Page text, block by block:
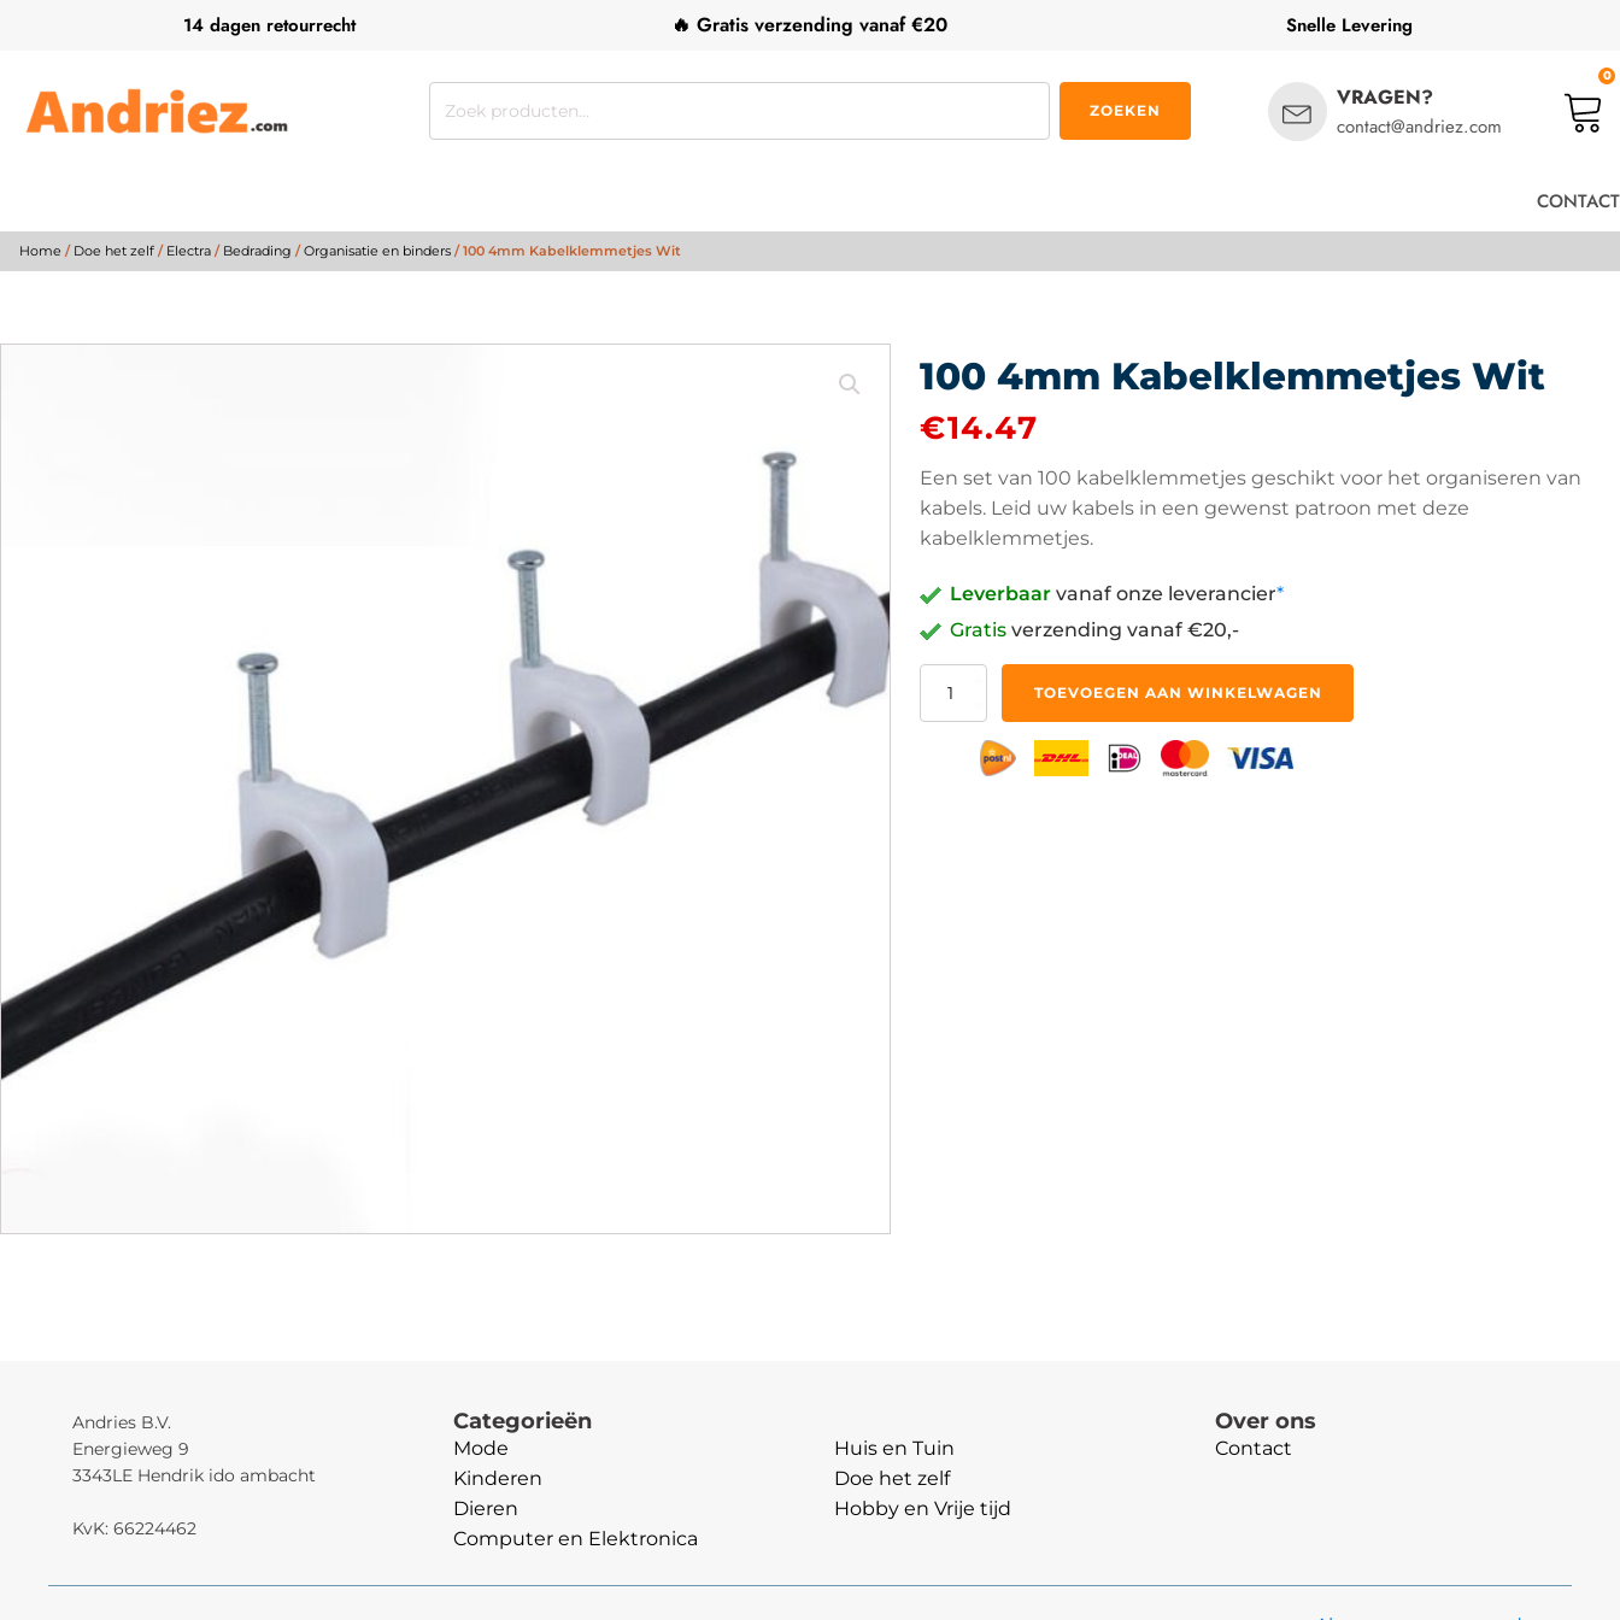
14 dagen retourrecht 🔥 Gratis verzending vanaf €20 Snelle Levering
Zoeken
ZOEKEN VRAGEN?
contact@andriez.com
0
CONTACT
Home / Doe het zelf / Electra / Bedrading /Organisatie en binders / 100 4mm Kabelklemmetjes Wit
100 4mm Kabelklemmetjes Wit
€14.47
Een set van 100 kabelklemmetjes geschikt voor het organiseren van
kabels. Leid uw kabels in een gewenst patroon met deze
kabelklemmetjes.
Leverbaar vanaf onze leverancier*
Gratis verzending vanaf €20,-
TOEVOEGEN AAN WINKELWAGEN
Andries B.V.
Energieweg 9
3343LE Hendrik ido ambacht
KvK: 66224462
Categorieën
Mode
Kinderen
Dieren
Computer en Elektronica
Huis en Tuin
Doe het zelf
Hobby en Vrije tijd
Over ons
Contact